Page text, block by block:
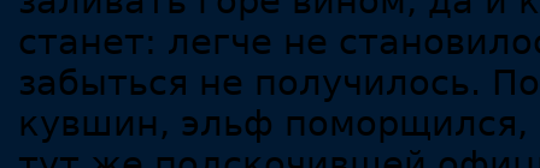
станет: легче не
забыться не получилось.
кувшин, эльф поморщился,